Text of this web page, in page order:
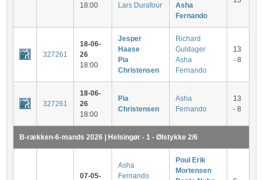
18:00 Lars Durafour
Asha
Fernando
327261
18-06-
26
18:00
Jesper
Haase
Pia
Christensen
Richard
Guldager
Asha
Fernando
13
- 8
327261
18-06-
26
18:00
Pia
Christensen
Asha
Fernando
13
- 8
B-rækken-6-mands 2026 | Helsingør - 1 - Ølstykke 2/6
07-05-
Asha
Fernando
Poul Erik
Mortensen